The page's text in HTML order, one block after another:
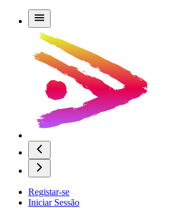
Registar-se
Iniciar Sessão